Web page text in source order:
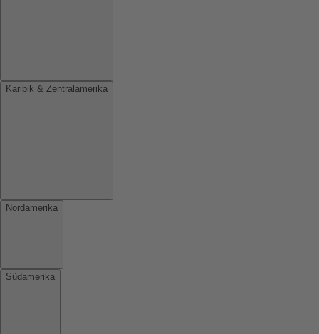
Karibik & Zentralamerika
Nordamerika
Südamerika